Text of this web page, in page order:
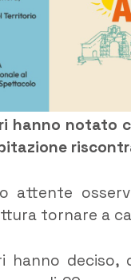
hanno notato
attente
tornare a
hanno